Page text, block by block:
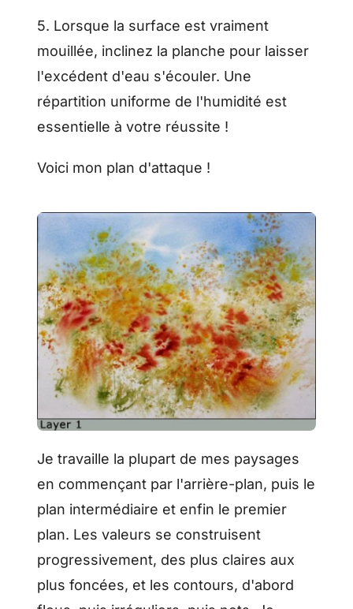
5. Lorsque la surface est vraiment
mouillée, inclinez la planche pour laisser
l'excédent d'eau s'écouler. Une
répartition uniforme de l'humidité est
essentielle à votre réussite !
Voici mon plan d'attaque !
Je travaille la plupart de mes paysages
en commençant par l'arrière-plan, puis le
plan intermédiaire et enfin le premier
plan. Les valeurs se construisent
progressivement, des plus claires aux
plus foncées, et les contours, d'abord